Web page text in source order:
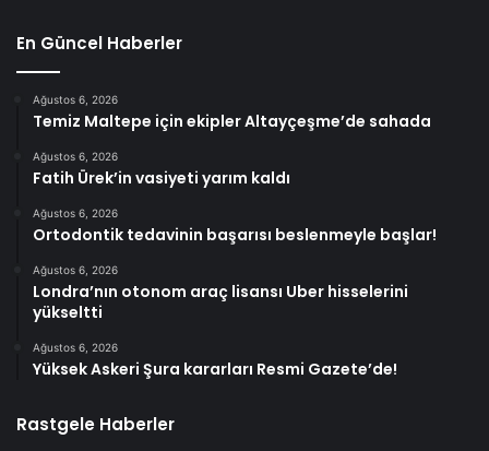
En Güncel Haberler
Ağustos 6, 2026
Temiz Maltepe için ekipler Altayçeşme’de sahada
Ağustos 6, 2026
Fatih Ürek’in vasiyeti yarım kaldı
Ağustos 6, 2026
Ortodontik tedavinin başarısı beslenmeyle başlar!
Ağustos 6, 2026
Londra’nın otonom araç lisansı Uber hisselerini
yükseltti
Ağustos 6, 2026
Yüksek Askeri Şura kararları Resmi Gazete’de!
Rastgele Haberler